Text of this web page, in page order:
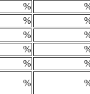
%
%
%
%
%
%